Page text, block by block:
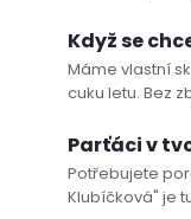
Když se
Máme vlastní
cuku letu. Bez
Parťáci v
Potřebujete
Klubíčková" je